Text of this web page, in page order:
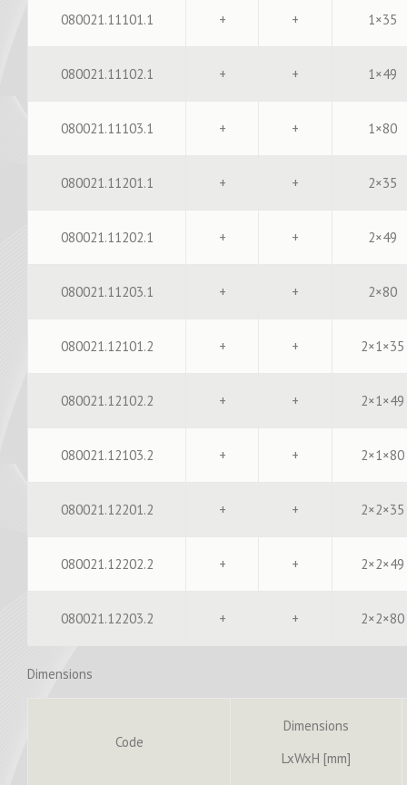
080021.11101.1 + + 1×35
080021.11102.1 + + 1×49
080021.11103.1 + + 1×80
080021.11201.1 + + 2×35
080021.11202.1 + + 2×49
080021.11203.1 + + 2×80
080021.12101.2 + + 2×1×35
080021.12102.2 + + 2×1×49
080021.12103.2 + + 2×1×80
080021.12201.2 + + 2×2×35
080021.12202.2 + + 2×2×49
080021.12203.2 + + 2×2×80
Dimensions
Code
Dimensions
LxWxH [mm]